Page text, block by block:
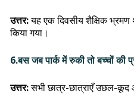
उत्तर:यह एक दिवसीय शैक्षिक भ्रमण
किया गया।
6.बस जब पार्क में रुकी तो बच्चों की
उत्तर:सभी छात्र-छात्राएँ उछल-